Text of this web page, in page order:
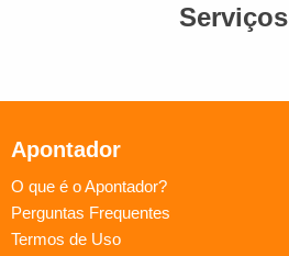
Serviços
Apontador
O que é o Apontador?
Perguntas Frequentes
Termos de Uso